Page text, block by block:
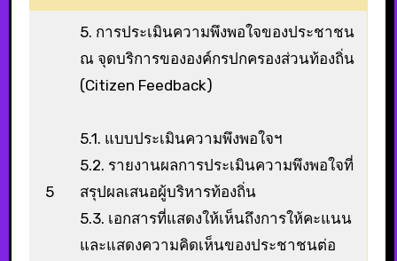
5
5. การประเมินความพึงพอใจของประชาชน
ณ จุดบริการขององค์กรปกครองส่วนท้องถิ่น
(Citizen Feedback)
5.1. แบบประเมินความพึงพอใจฯ
5.2. รายงานผลการประเมินความพึงพอใจที่
สรุปผลเสนอผู้บริหารท้องถิ่น
5.3. เอกสารที่แสดงให้เห็นถึงการให้คะแนน
และแสดงความคิดเห็นของประชาชนต่อ